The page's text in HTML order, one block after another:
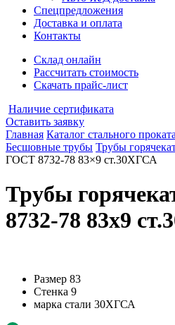
Спецпредложения
Доставка и оплата
Контакты
Склад онлайн
Рассчитать стоимость
Скачать прайс-лист
Наличие сертификата
Оставить заявку
Главная Каталог стального проката
Бесшовные трубы Трубы
ГОСТ 8732-78 83×9 ст.30ХГСА
Трубы
8732-78 83x9
Размер 83
Стенка 9
марка стали 30ХГСА